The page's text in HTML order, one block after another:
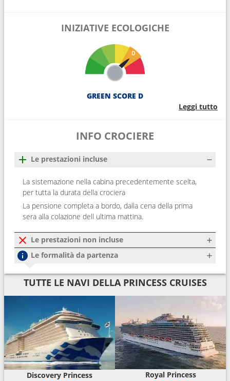
INIZIATIVE ECOLOGICHE
GREEN SCORE D
Leggi tutto
INFO CROCIERE
Le prestazioni incluse
La sistemazione nella cabina precedentemente scelta,
per tutta la durata della crociera
La pensione completa a bordo, dalla cena della prima
sera alla colazione dell ultima mattina.
Le prestazioni non incluse
Le formalità da partenza
TUTTE LE NAVI DELLA PRINCESS CRUISES
Discovery Princess Royal Princess